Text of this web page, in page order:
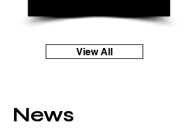
View All
News